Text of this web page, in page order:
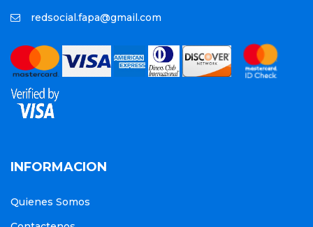
redsocial.fapa@gmail.com
INFORMACION
Quienes Somos